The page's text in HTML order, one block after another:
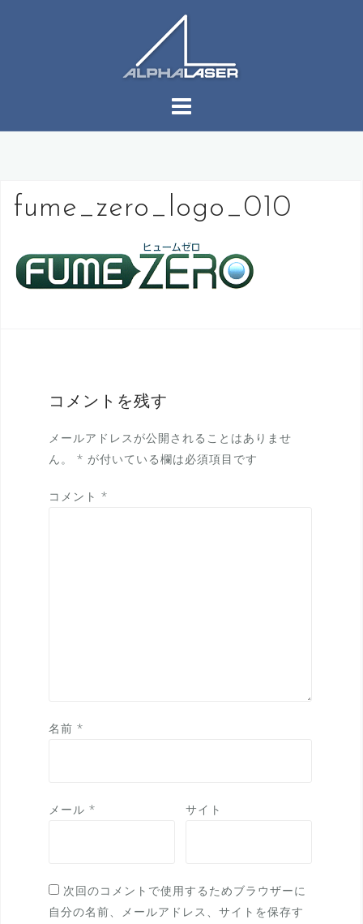
ス
fume_zero_logo_010
コメントを残す
メールアドレスが公開されることはありませ
ん。
* が付いている欄は必須項目です
コメント *
名前 *
メール * サイト
次回のコメントで使用するためブラウザーに
自分の名前、メールアドレス、サイトを保存す